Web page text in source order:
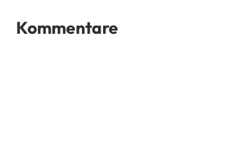
Kommentare